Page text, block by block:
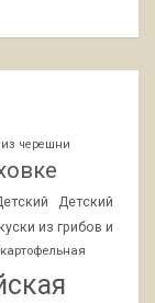
из черешни
Детский
из грибов и